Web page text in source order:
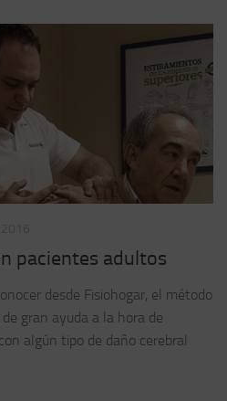
pacientes adultos
desde Fisiohogar, el método
gran ayuda a la hora de
algún tipo de daño cerebral